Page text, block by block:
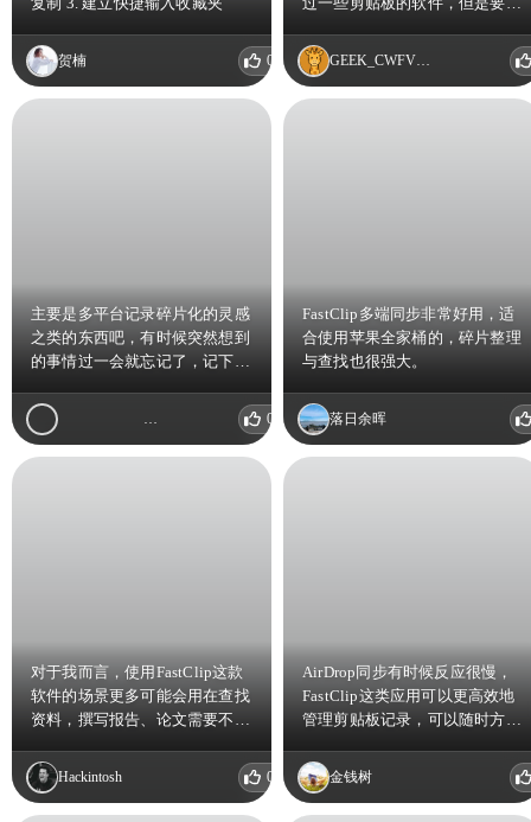
贺楠 0
一界面难看。 fastclip整体符合
我的使用需求，快速便捷的粘贴
复制，还可以定期查看回顾。对
GEEK_CWFVZWMF
主要是多平台记录碎片化的灵感
之类的东西吧，有时候突然想到
的事情过一会就忘记了，记下来
🎈 0
FastClip多端同步非常好用，适
合使用苹果全家桶的，碎片整理
与查找也很强大。
落日余晖
对于我而言，使用FastClip这款
软件的场景更多可能会用在查找
资料，撰写报告、论文需要不断
片化的信息整合在一起，形成所
做工作的新的逻辑。另外一个场
景是这款软件有mac端，作为苹
Hackintosh 0
AirDrop同步有时候反应很慢，
FastClip这类应用可以更高效地
管理剪贴板记录，可以随时方便
以用作信息管理，如果有多个快
递要拿，可以把所有快递号复制
一次整合到一起，对生活效率的
金钱树